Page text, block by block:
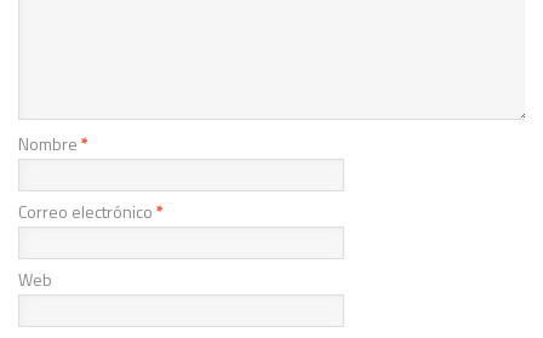
Nombre*
Correo electrónico*
Web